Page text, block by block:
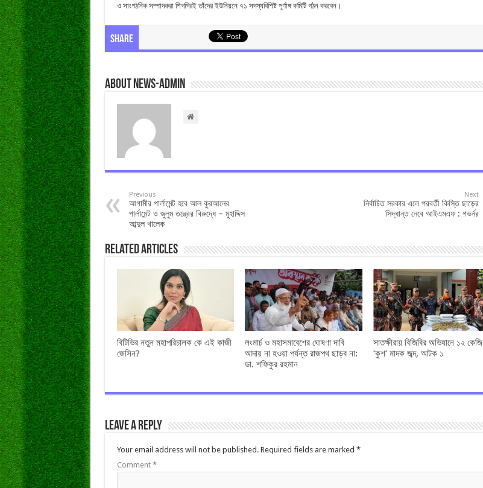
ও সাংগঠনিক সম্পাদকরা শিগগিরই তাঁদের ইউনিয়নে ৭১ সদস্যবিশিষ্ট পূর্ণাঙ্গ কমিটি গঠন করবেন।
Share
About news-admin
Previous
আগামীর পার্লামেন্ট হবে আল কুরআনের
পার্লামেন্ট ও জুলুম তন্ত্রের বিরুদ্ধে – মুহাদ্দিস
আব্দুল খালেক
Next
নির্বাচিত সরকার এলে পরবর্তী কিস্তি ছাড়ের
সিদ্ধান্ত নেবে আইএমএফ : গভর্নর
Related Articles
বিটিভির নতুন মহাপরিচালক কে এই কাজী
জেসিন?
লংমার্চ ও মহাসমাবেশের ঘোষণা দাবি
আদায় না হওয়া পর্যন্ত রাজপথ ছাড়ব না:
ডা. শফিকুর রহমান
সাতক্ষীরায় বিজিবির অভিযানে ১২ কেজি
‘কুশ’ মাদক জব্দ, আটক ১
Leave a Reply
Your email address will not be published. Required fields are marked *
Comment *